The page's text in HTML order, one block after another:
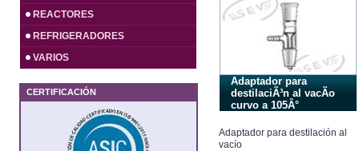
REACTORES
REFRIGERADORES
VARIOS
CERTIFICACIÓN
Adaptador para
destilaciÃ³n al vacÃ­o
curvo a 105Â°
Adaptador para destilación al
vacío